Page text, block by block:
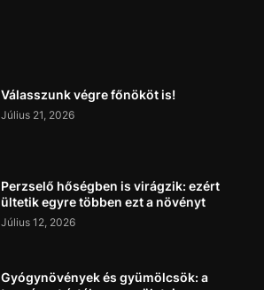
Válasszunk végre főnököt is!
Július 21, 2026
Perzselő hőségben is virágzik: ezért
ültetik egyre többen ezt a növényt
Július 12, 2026
Gyógynövények és gyümölcsök: a